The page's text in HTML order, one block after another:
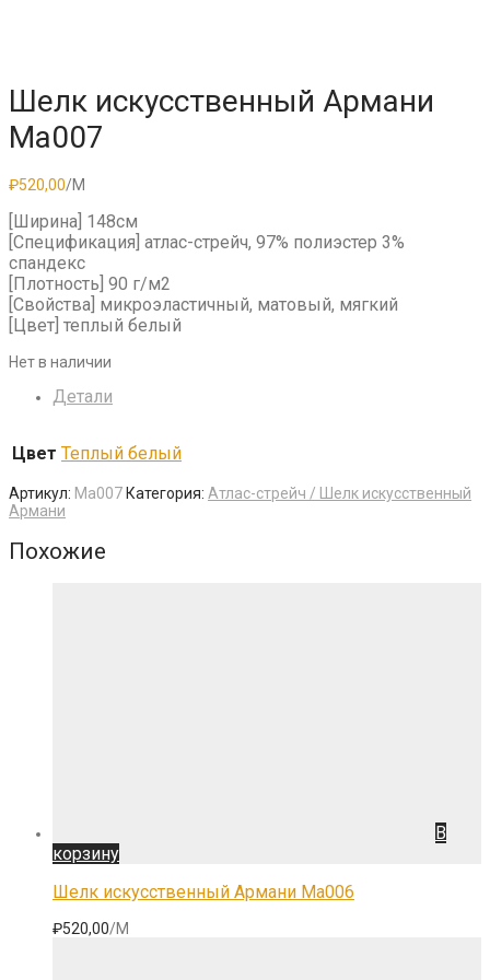
Шелк искусственный Армани
Ma007
₽520,00/М
[Ширина] 148см
[Спецификация] атлас-стрейч, 97% полиэстер 3%
спандекс
[Плотность] 90 г/м2
[Свойства] микроэластичный, матовый, мягкий
[Цвет] теплый белый
Нет в наличии
Детали
Цвет Теплый белый
Артикул: Ma007Категория: Атлас-стрейч / Шелк искусственный
Армани
Похожие
В
корзину
Шелк искусственный Армани Ma006
₽520,00/М